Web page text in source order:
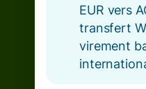
EUR vers
transfert
virement